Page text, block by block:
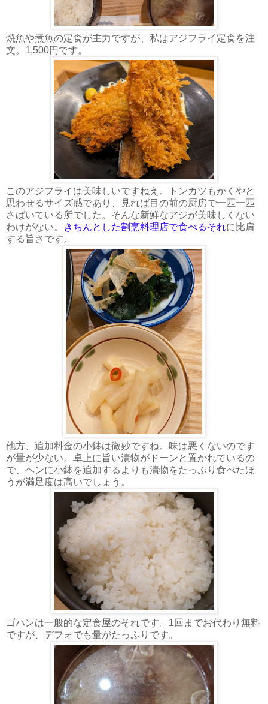
焼魚や煮魚の定食が主力ですが、私はアジフライ定食を注
文。1,500円です。
このアジフライは美味しいですねえ。トンカツもかくやと
思わせるサイズ感であり、見れば目の前の厨房で一匹一匹
さばいている所でした。そんな新鮮なアジが美味しくない
わけがない。
きちんとした割烹料理店で食べるそれに比肩
する旨さです。
他方、追加料金の小鉢は微妙ですね。味は悪くないのです
が量が少ない。卓上に旨い漬物がドーンと置かれているの
で、ヘンに小鉢を追加するよりも漬物をたっぷり食べたほ
うが満足度は高いでしょう。
ゴハンは一般的な定食屋のそれです。1回までお代わり無料
ですが、デフォでも量がたっぷりです。